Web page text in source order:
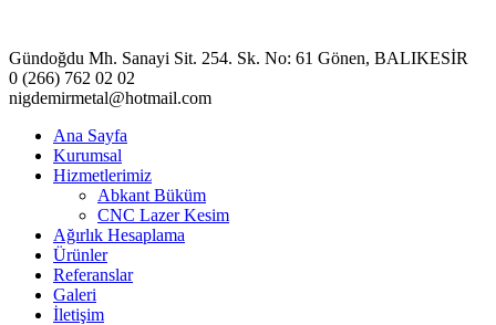
Gündoğdu Mh. Sanayi Sit. 254. Sk. No: 61 Gönen, BALIKESİR
0 (266) 762 02 02
nigdemirmetal@hotmail.com
Ana Sayfa
Kurumsal
Hizmetlerimiz
Abkant Büküm
CNC Lazer Kesim
Ağırlık Hesaplama
Ürünler
Referanslar
Galeri
İletişim